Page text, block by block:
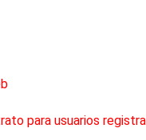
para usuarios